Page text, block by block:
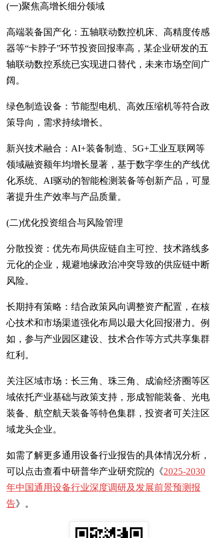
(一)聚焦高增长细分领域
高端装备国产化：五轴联动数控机床、高精度传感
器等“卡脖子”环节投资回报率高，某企业研发的五
轴联动数控系统已实现进口替代，未来市场空间广
阔。
绿色制造设备：节能型电机、高效压缩机等符合政
策导向，需求持续增长。
新兴技术融合：AI+装备制造、5G+工业互联网等
领域融资额年均增长显著，基于数字孪生的产线优
化系统、AI驱动的智能检测装备等创新产品，可显
著提升生产效率与产品质量。
(二)优化投资组合与风险管理
分散投资：优先布局供应链自主可控、技术路线多
元化的企业，规避地缘政治冲突导致的供应链中断
风险。
长期持有策略：结合政策风向调整资产配置，在核
心技术和市场渠道强化布局以最大化回报潜力。例
如，参与产业园区建设、技术合作等方式共享集群
红利。
关注区域市场：长三角、珠三角、成渝经济圈等区
域依托产业基础与政策支持，形成智能装备、光电
装备、航空航天装备等特色集群，投资者可关注区
域龙头企业。
如需了解更多通用设备行业报告的具体情况分析，
可以点击查看中研普华产业研究院的《2025-2030
年中国通用设备行业深度调研及发展前景预测报
告》。